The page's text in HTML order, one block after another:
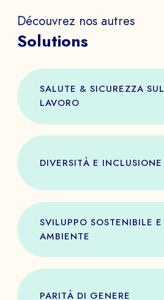
Découvrez nos autres
Solutions
SALUTE & SICUREZZA SUL
LAVORO
DIVERSITÀ E INCLUSIONE
SVILUPPO SOSTENIBILE E
AMBIENTE
PARITÀ DI GENERE